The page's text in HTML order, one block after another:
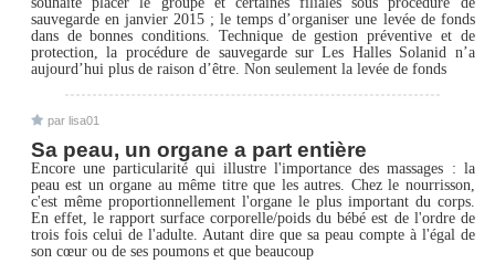
sauvegarde en janvier 2015 ; le temps d’organiser une levée de fonds
dans de bonnes conditions. Technique de gestion préventive et de
protection, la procédure de sauvegarde sur Les Halles Solanid n’a
aujourd’hui plus de raison d’être. Non seulement la levée de fonds
par lisa01
Sa peau, un organe a part entière
Encore une particularité qui illustre l'importance des massages : la
peau est un organe au même titre que les autres. Chez le nourrisson,
c'est même proportionnellement l'organe le plus important du corps.
En effet, le rapport surface corporelle/poids du bébé est de l'ordre de
trois fois celui de l'adulte. Autant dire que sa peau compte à l'égal de
son cœur ou de ses poumons et que beaucoup